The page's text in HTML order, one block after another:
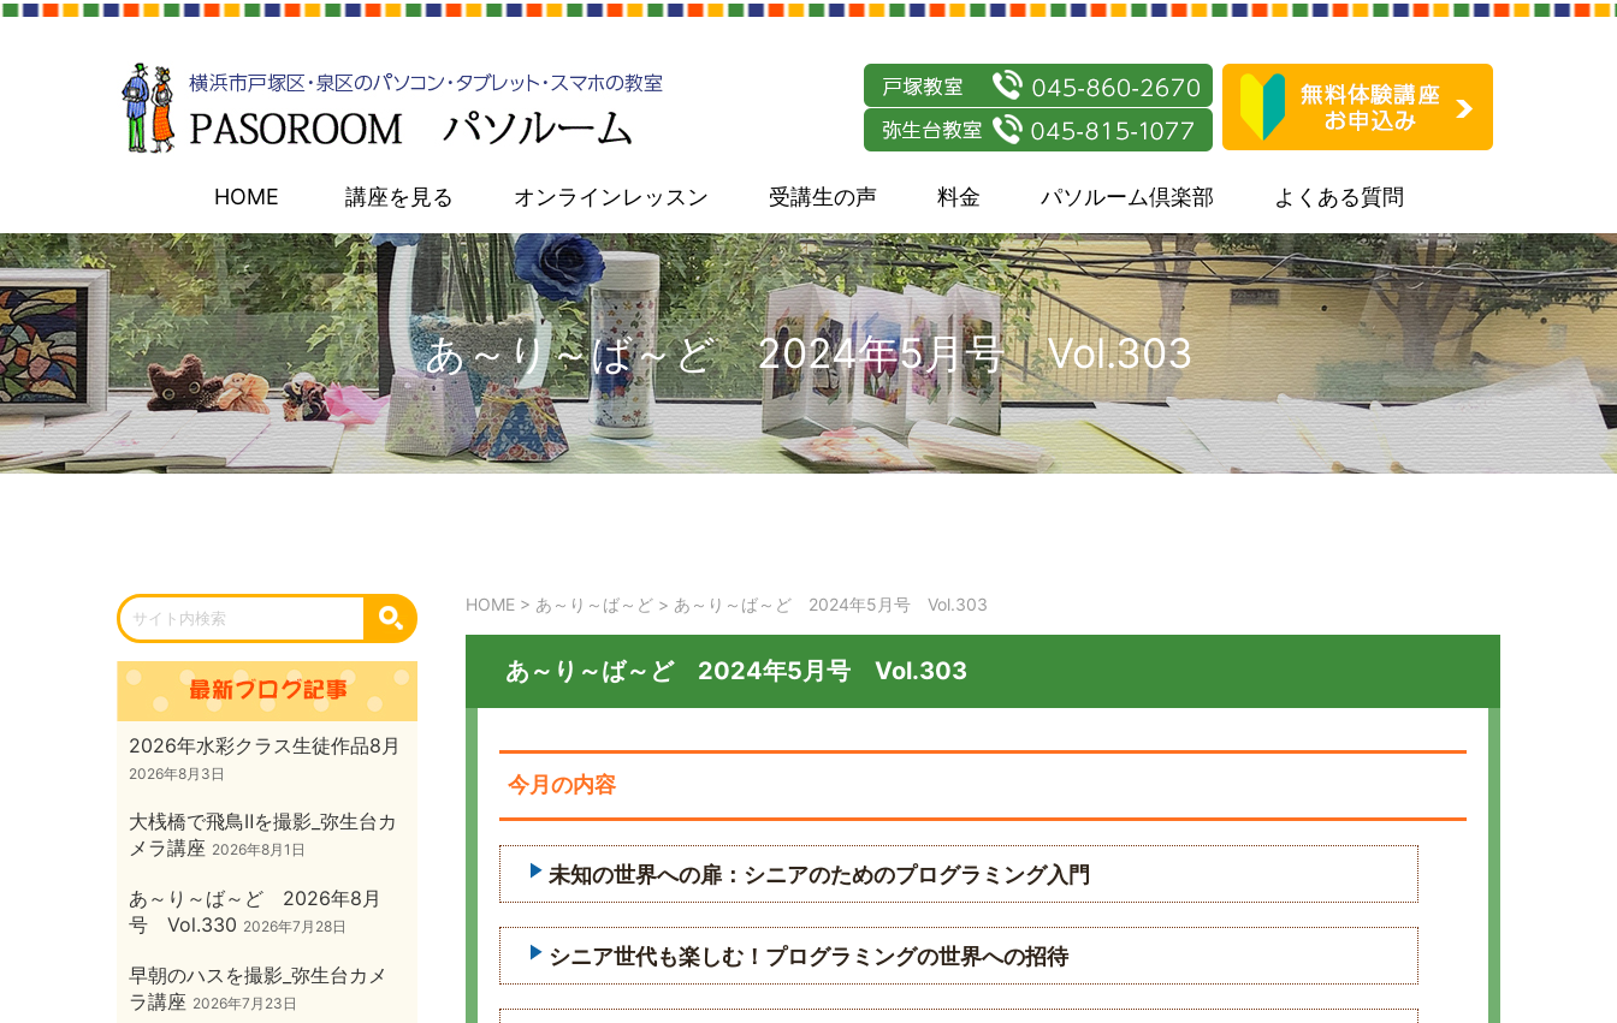
HOME 講座を見る オンラインレッスン 受講生の声 料金 パソルーム倶楽部 よくある質問
あ～り～ば～ど 2024年5月号 Vol.303
HOME > あ～り～ば～ど > あ～り～ば～ど 2024年5月号 Vol.303
あ～り～ば～ど 2024年5月号 Vol.303
今月の内容
未知の世界への扉：シニアのためのプログラミング入門
シニア世代も楽しむ！プログラミングの世界への招待
2026年水彩クラス生徒作品8月
2026年8月3日
大桟橋で飛鳥Ⅱを撮影_弥生台カ
メラ講座 2026年8月1日
あ～り～ば～ど 2026年8月
号 Vol.330 2026年7月28日
早朝のハスを撮影_弥生台カメ
ラ講座 2026年7月23日